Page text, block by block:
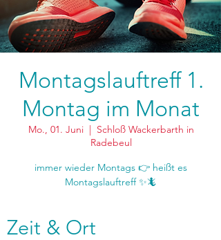
Montagslauftreff 1.
Montag im Monat
Mo., 01. Juni
  |
Schloß Wackerbarth in
Radebeul
immer wieder Montags 👉 heißt es
Zeit & Ort